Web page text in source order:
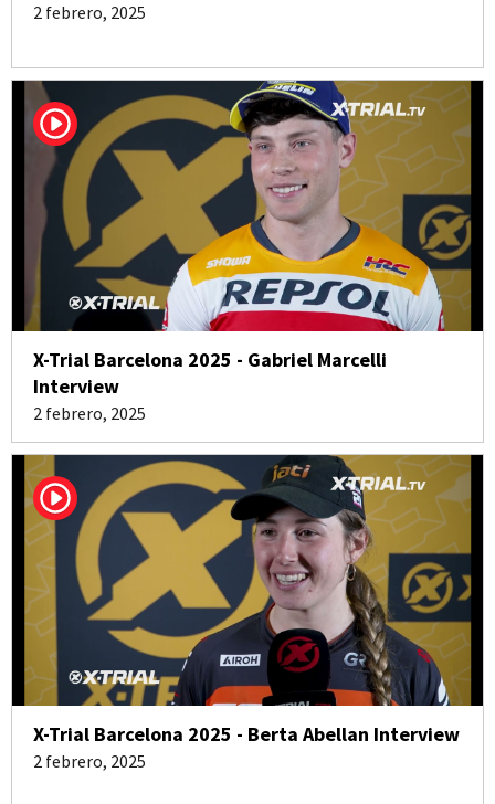
2 febrero, 2025
X-Trial Barcelona 2025 - Gabriel Marcelli
Interview
2 febrero, 2025
X-Trial Barcelona 2025 - Berta Abellan Interview
2 febrero, 2025